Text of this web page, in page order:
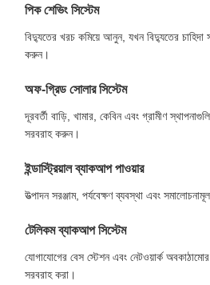
পিক শেভিং সিস্টেম
বিদ্যুতের খরচ কমিয়ে আনুন, যখন বিদ্যুতের চাহিদা
করুন।
অফ-গ্রিড সোলার সিস্টেম
দূরবর্তী বাড়ি, খামার, কেবিন এবং গ্রামীণ
সরবরাহ করুন।
ইন্ডাস্ট্রিয়াল ব্যাকআপ পাওয়ার
উত্পাদন সরঞ্জাম, পর্যবেক্ষণ ব্যবস্থা এবং
টেলিকম ব্যাকআপ সিস্টেম
যোগাযোগের বেস স্টেশন এবং নেটওয়ার্ক
সরবরাহ করা।